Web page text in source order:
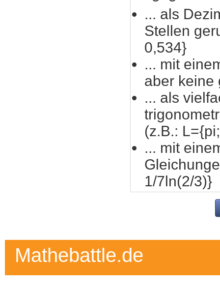
... als
Stellen
0,534}
... mit
aber keine
... als
(z.B.:
... mit
1/7ln(2/3)}
Mathebattle.de